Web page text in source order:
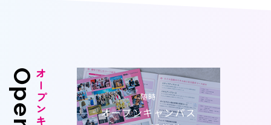
ス
随時
オープンキャンパス